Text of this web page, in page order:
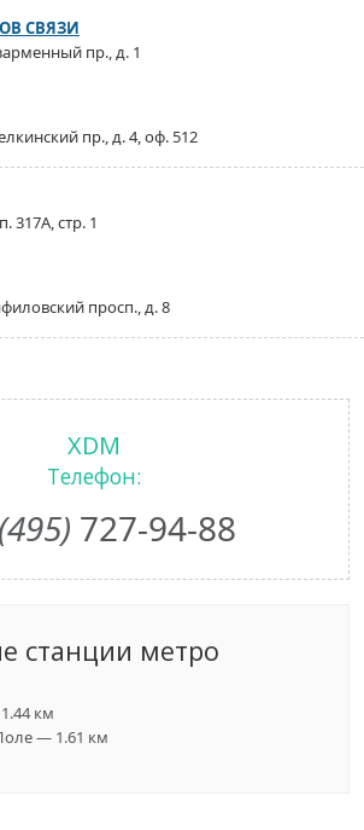
СВЯЗИ
пр., д. 1
пр., д. 4, оф. 512
317А, стр. 1
просп., д. 8
XDM
Телефон:
727-94-88
станции метро
км
— 1.61 км